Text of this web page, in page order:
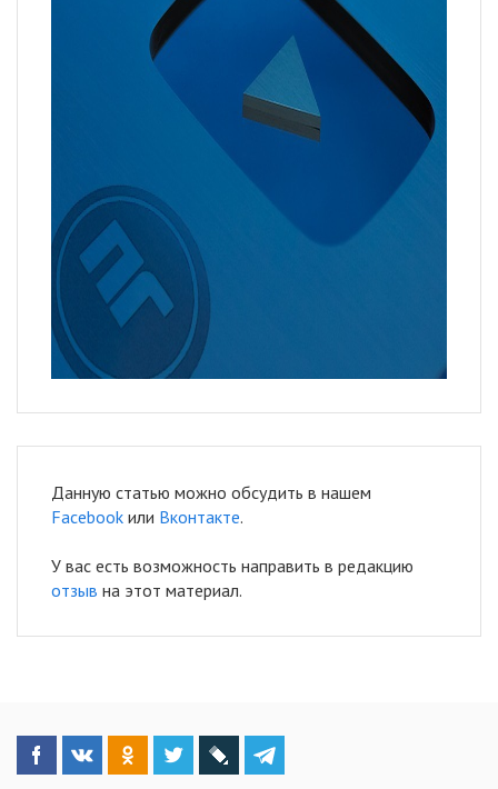
Данную статью можно обсудить в нашем
Facebook или Вконтакте.
У вас есть возможность направить в редакцию
отзыв на этот материал.